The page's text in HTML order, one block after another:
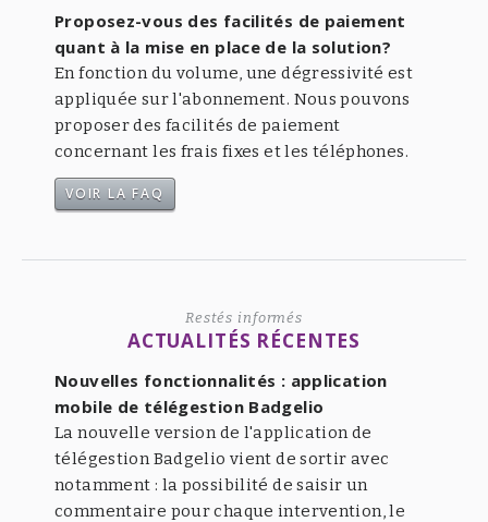
Proposez-vous des facilités de paiement
quant à la mise en place de la solution?
En fonction du volume, une dégressivité est
appliquée sur l'abonnement. Nous pouvons
proposer des facilités de paiement
concernant les frais fixes et les téléphones.
VOIR LA FAQ
Restés informés
ACTUALITÉS RÉCENTES
Nouvelles fonctionnalités : application
mobile de télégestion Badgelio
La nouvelle version de l'application de
télégestion Badgelio vient de sortir avec
notamment : la possibilité de saisir un
commentaire pour chaque intervention, le